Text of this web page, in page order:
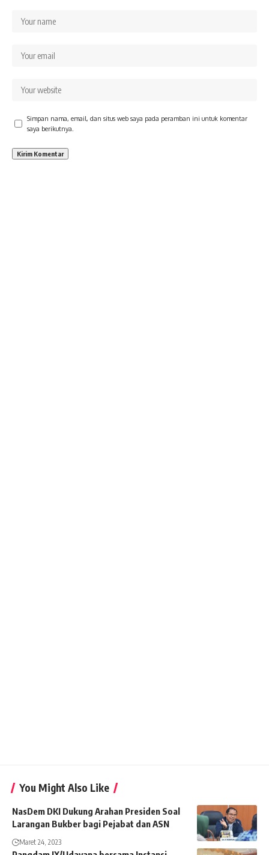
Simpan nama, email, dan situs web saya pada peramban ini untuk komentar
saya berikutnya.
You Might Also Like
NasDem DKI Dukung Arahan Presiden Soal
Larangan Bukber bagi Pejabat dan ASN
Maret 24, 2023